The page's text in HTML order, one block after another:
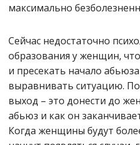
максимально
Сейчас недостаточно
образования у женщин,
и пресекать начало
выравнивать ситуацию.
выход – это донести до
абьюз и как он
Когда женщины будут